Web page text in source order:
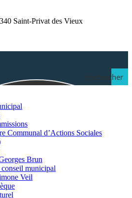
Saint-Privat des Vieux
Rechercher
Communal d’Actions Sociales
Brun
conseil municipal
Veil